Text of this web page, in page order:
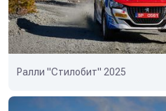
Ралли "Стилобит" 2025